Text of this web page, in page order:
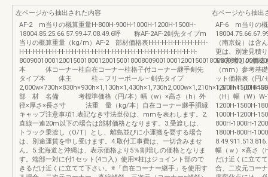
左ページから抽出された内容
AF-2 m当りの概算重量H-800H-900H-1000H-1200H-1500H-
18004.85.25.66.57.99.1̶̶̶7.08.49.6呼 称AF-2AF-2剣先タイプm
当りの概算重量（kg/m）AF-2 部材価格表H-H-H-H-H-H-H-H-H-
H-H-H-H-H-H-H-H-H-H-H-H-H-H-H-H-H-H-H-H-H-H-H-H-H-H-H-
本 体コーナー柱自在コーナー柱格子付コーナー継手剣先
タイプ本 体主 柱︵フリーポール︶剣先タイプ
部 材 名備 考標準価格（円/本）幅（w）×高さ（h）外
径×厚さ×長さ寸 法重 量（kg/本）自在コーナー継手胴縁
キャップ注意事項1.表記なき寸法単位は、mmを表わします。2.
直線一連20m以下の場合は部材価格となります。3.受渡しは、
トラック乗渡し（O/T）とし、離島並びに小運搬を要する場合
は、別途運賃を申し受けます。4.取付工事費は、一切含みませ
ん。5.北海道と沖縄は、表示価格より5％割増しの価格となりま
す。端部一対に付1セット(4コ入）使用※柱はジョイント部ので
きるだけ近くに立てて下さい。※「自在コーナー継手」を使用す
右ページから抽出
AF-6 m当りの概
（南京錠）は含
更は、別途見積
5％割増しの価格
（mm）参考基
ット価格表（円
1200H-1500H-
（H）幅（W）
1200H-1500H-
1000H-1200H-
800H-1000H-
1800H-800H-
幅（ｗ）×高さ（
だけ近くに立て
合、二次元コー